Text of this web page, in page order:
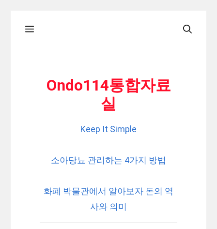
Menu
Ondo114통합자료
실
Keep It Simple
소아당뇨 관리하는 4가지 방법
화폐 박물관에서 알아보자 돈의 역
사와 의미